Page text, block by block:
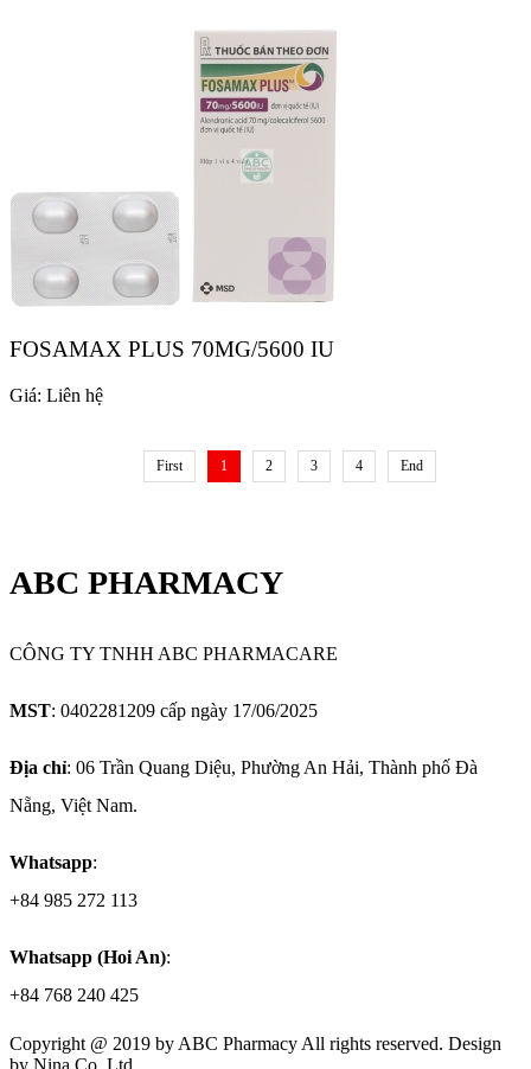
FOSAMAX PLUS 70MG/5600 IU
Giá: Liên hệ
First 1 2 3 4 End
ABC PHARMACY
CÔNG TY TNHH ABC PHARMACARE
MST: 0402281209 cấp ngày 17/06/2025
Địa chỉ: 06 Trần Quang Diệu, Phường An Hải, Thành phố Đà
Nẵng, Việt Nam.
Whatsapp:
+84 985 272 113
Whatsapp (Hoi An):
+84 768 240 425
Copyright @ 2019 by ABC Pharmacy All rights reserved. Design
by Nina Co.,Ltd